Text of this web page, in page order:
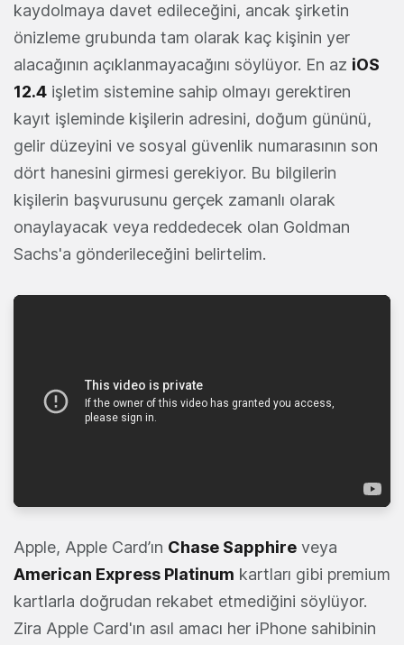
kaydolmaya davet edileceğini, ancak şirketin
önizleme grubunda tam olarak kaç kişinin yer
alacağının açıklanmayacağını söylüyor. En az iOS
12.4 işletim sistemine sahip olmayı gerektiren
kayıt işleminde kişilerin adresini, doğum gününü,
gelir düzeyini ve sosyal güvenlik numarasının son
dört hanesini girmesi gerekiyor. Bu bilgilerin
kişilerin başvurusunu gerçek zamanlı olarak
onaylayacak veya reddedecek olan Goldman
Sachs'a gönderileceğini belirtelim.
Apple, Apple Card’ın Chase Sapphire veya
American Express Platinum kartları gibi premium
kartlarla doğrudan rekabet etmediğini söylüyor.
Zira Apple Card'ın asıl amacı her iPhone sahibinin